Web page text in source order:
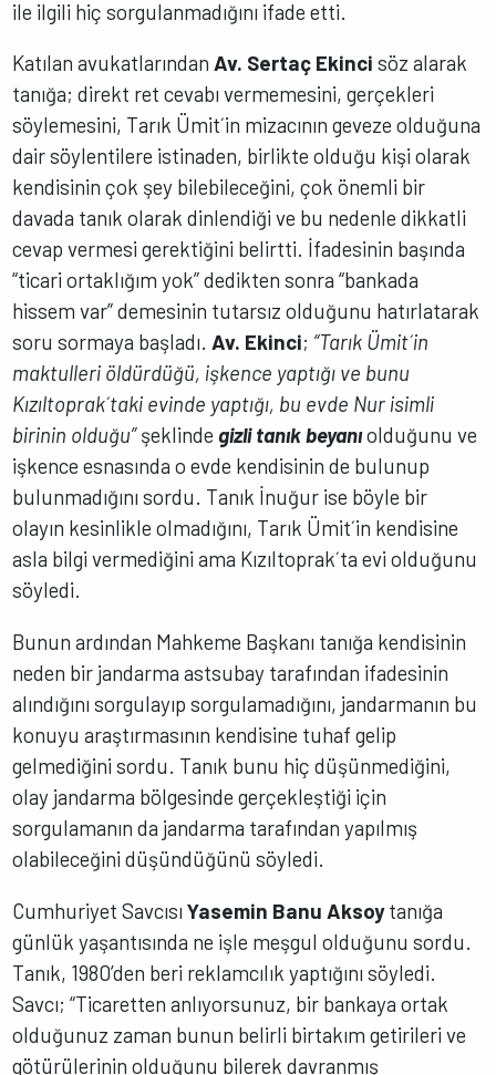
ile ilgili hiç sorgulanmadığını ifade etti.
Katılan avukatlarından Av. Sertaç Ekinci söz alarak
tanığa; direkt ret cevabı vermemesini, gerçekleri
söylemesini, Tarık Ümit´in mizacının geveze olduğuna
dair söylentilere istinaden, birlikte olduğu kişi olarak
kendisinin çok şey bilebileceğini, çok önemli bir
davada tanık olarak dinlendiği ve bu nedenle dikkatli
cevap vermesi gerektiğini belirtti. İfadesinin başında
“ticari ortaklığım yok” dedikten sonra “bankada
hissem var” demesinin tutarsız olduğunu hatırlatarak
soru sormaya başladı. Av. Ekinci; “Tarık Ümit´in
maktulleri öldürdüğü, işkence yaptığı ve bunu
Kızıltoprak´taki evinde yaptığı, bu evde Nur isimli
birinin olduğu”şeklindegizli tanık beyanıolduğunu ve
işkence esnasında o evde kendisinin de bulunup
bulunmadığını sordu. Tanık İnuğur ise böyle bir
olayın kesinlikle olmadığını, Tarık Ümit´in kendisine
asla bilgi vermediğini ama Kızıltoprak´ta evi olduğunu
söyledi.
Bunun ardından Mahkeme Başkanı tanığa kendisinin
neden bir jandarma astsubay tarafından ifadesinin
alındığını sorgulayıp sorgulamadığını, jandarmanın bu
konuyu araştırmasının kendisine tuhaf gelip
gelmediğini sordu. Tanık bunu hiç düşünmediğini,
olay jandarma bölgesinde gerçekleştiği için
sorgulamanın da jandarma tarafından yapılmış
olabileceğini düşündüğünü söyledi.
Cumhuriyet SavcısıYasemin Banu Aksoytanığa
günlük yaşantısında ne işle meşgul olduğunu sordu.
Tanık, 1980’den beri reklamcılık yaptığını söyledi.
Savcı; “Ticaretten anlıyorsunuz, bir bankaya ortak
olduğunuz zaman bunun belirli birtakım getirileri ve
götürülerinin olduğunu bilerek davranmış